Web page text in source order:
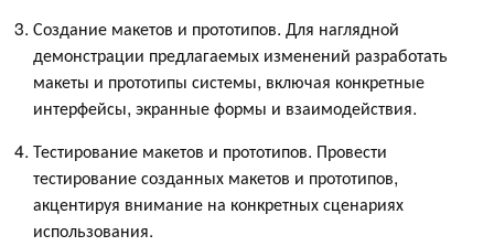
Создание макетов и прототипов. Для наглядной
демонстрации предлагаемых изменений разработать
макеты и прототипы системы, включая конкретные
интерфейсы, экранные формы и взаимодействия.
Тестирование макетов и прототипов. Провести
тестирование созданных макетов и прототипов,
акцентируя внимание на конкретных сценариях
использования.